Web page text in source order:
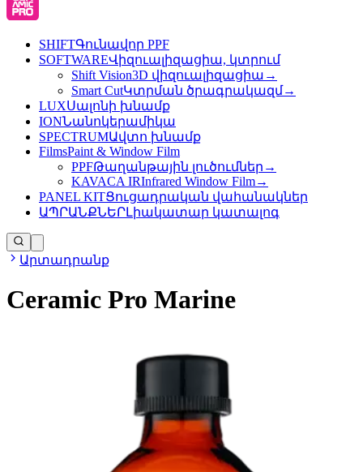
SHIFTԳունավոր PPF
SOFTWAREՎիզուալիզացիա, կտրում
Shift Vision3D վիզուալիզացիա →
Smart CutԿտրման ծրագրակազմ→
LUXՍալոնի խնամք
IONՆանոկերամիկա
SPECTRUMԱվտո խնամք
FilmsPaint & Window Film
PPFԹաղանթային լուծումներ →
KAVACA IRInfrared Window Film→
PANEL KITՑուցադրական վահանակներ
ԱՊՐԱՆՔՆԵՐԼիակատար կատալոգ
Արտադրանք
Ceramic Pro Marine